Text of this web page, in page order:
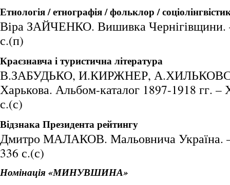
Етнологія / етнографія / фольклор /
Віра ЗАЙЧЕНКО. Вишивка Чернігівщини.
с.(п)
Краєзнавча і туристична література
В.ЗАБУДЬКО, И.КИРЖНЕР,
Харькова. Альбом-каталог 1897-1918 гг.
с.(с)
Відзнака Президента рейтингу
Дмитро МАЛАКОВ. Мальовнича Україна.
336 с.(с)
Номінація «МИНУВШИНА»